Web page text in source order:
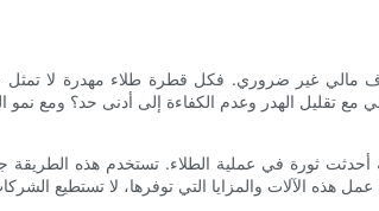
مالي غير ضروري. فكل قطرة طلاء مهدرة لا
الهدر وعدم الكفاءة إلى أدنى حد؟ ومع نمو
أحدثت ثورة في عملية الطلاء. تستخدم هذه